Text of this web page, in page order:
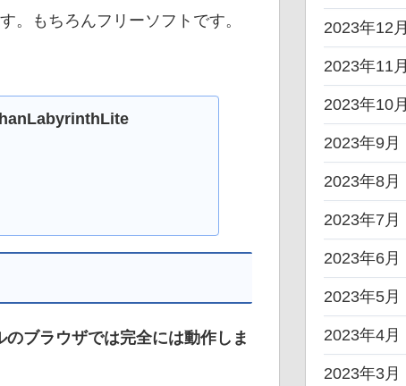
。もちろんフリーソフトです。
のブラウザでは完全には動作しま
2023年12月
2023年11月
2023年10月
2023年9月
2023年8月
2023年7月
2023年6月
2023年5月
2023年4月
2023年3月